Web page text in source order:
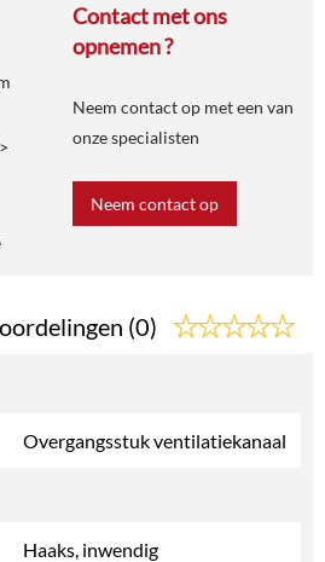
Contact met ons
opnemen ?
Neem contact op met een van
onze specialisten
Neem contact op
(0)
Overgangsstuk ventilatiekanaal
Haaks, inwendig